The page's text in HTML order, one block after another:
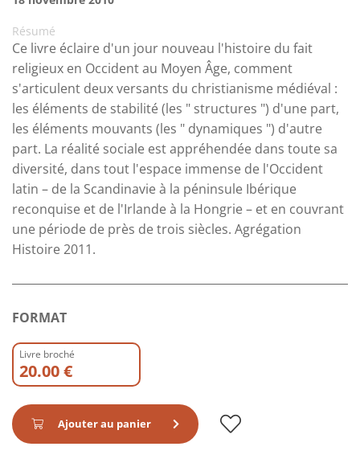
Résumé
Ce livre éclaire d'un jour nouveau l'histoire du fait
religieux en Occident au Moyen Âge, comment
s'articulent deux versants du christianisme médiéval :
les éléments de stabilité (les " structures ") d'une part,
les éléments mouvants (les " dynamiques ") d'autre
part. La réalité sociale est appréhendée dans toute sa
diversité, dans tout l'espace immense de l'Occident
latin – de la Scandinavie à la péninsule Ibérique
reconquise et de l'Irlande à la Hongrie – et en couvrant
une période de près de trois siècles. Agrégation
Histoire 2011.
FORMAT
Livre broché
20.00 €
Ajouter au panier